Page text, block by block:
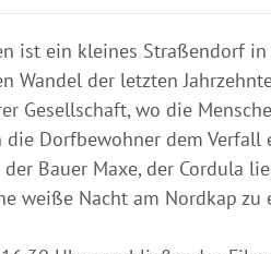
ist ein kleines Straßendorf
Wandel der letzten
Gesellschaft, wo die
die Dorfbewohner dem
Bauer Maxe, der Cordula
weiße Nacht am Nordkap